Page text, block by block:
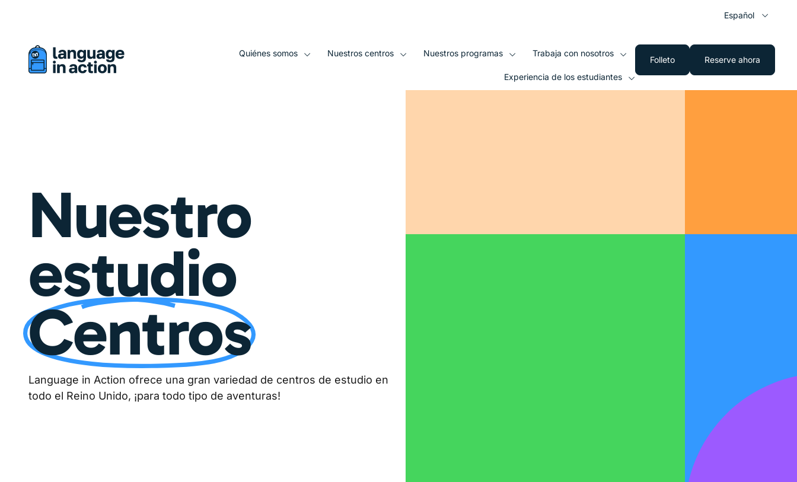
Español
Quiénes somos Nuestros centros Nuestros programas Trabaja con nosotros
Experiencia de los estudiantes
Folleto Reserve ahora
Nuestro
estudio
Centros
Language in Action ofrece una gran variedad de centros de estudio en
todo el Reino Unido, ¡para todo tipo de aventuras!